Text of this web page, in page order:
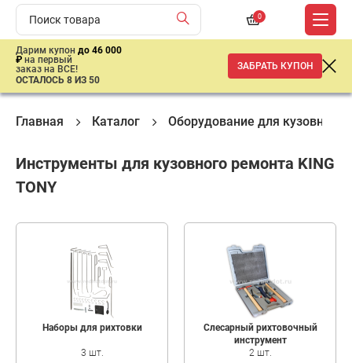
0
Дарим купон до 46 000
₽ на первый
заказ на ВСЕ!
ОСТАЛОСЬ 8 ИЗ 50
ЗАБРАТЬ КУПОН
Главная Каталог Оборудование для кузовного
Инструменты для кузовного ремонта KING
TONY
Наборы для рихтовки
3 шт.
Слесарный рихтовочный
инструмент
2 шт.